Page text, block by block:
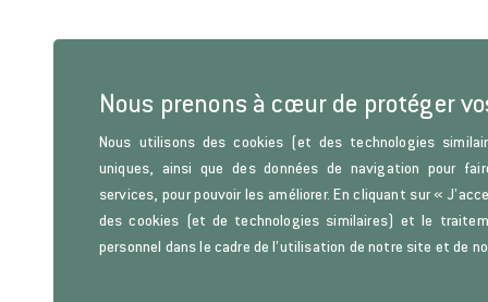
Nous prenons à cœur de protéger
Nous utilisons des cookies (et des technologies
uniques, ainsi que des données de navigation pour
services, pour pouvoir les améliorer. En cliquant sur «
des cookies (et de technologies similaires) et le
personnel dans le cadre de l’utilisation de notre site et de